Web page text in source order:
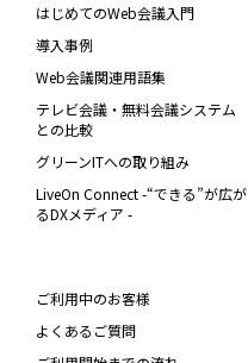
はじめてのWeb会議入門
導入事例
Web会議関連用語集
テレビ会議・無料会議システム
との比較
グリーンITへの取り組み
LiveOn Connect -“できる”が広が
るDXメディア -
ご利用中のお客様
よくあるご質問